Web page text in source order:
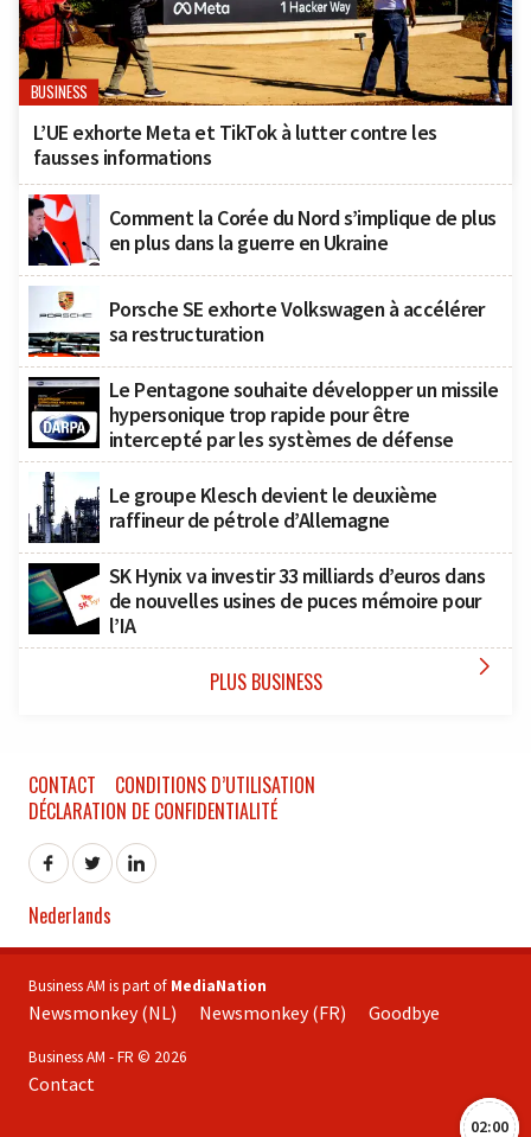
BUSINESS
L’UE exhorte Meta et TikTok à lutter contre les
fausses informations
Comment la Corée du Nord s’implique de plus
en plus dans la guerre en Ukraine
Porsche SE exhorte Volkswagen à accélérer
sa restructuration
Le Pentagone souhaite développer un missile
hypersonique trop rapide pour être
intercepté par les systèmes de défense
Le groupe Klesch devient le deuxième
raffineur de pétrole d’Allemagne
SK Hynix va investir 33 milliards d’euros dans
de nouvelles usines de puces mémoire pour
l’IA
PLUS BUSINESS 
02:00
CONTACT
CONDITIONS D’UTILISATION
DÉCLARATION DE CONFIDENTIALITÉ
Nederlands
Business AM is part of MediaNation
Newsmonkey (NL) Newsmonkey (FR) Goodbye
Business AM - FR © 2026
Contact